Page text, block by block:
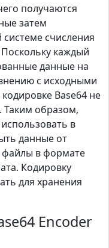
получаются
затем
счисления
Поскольку каждый
данные на
с исходными
Base64 не
образом,
в
данные от
файлы в формате
Кодировку
для хранения
Encoder